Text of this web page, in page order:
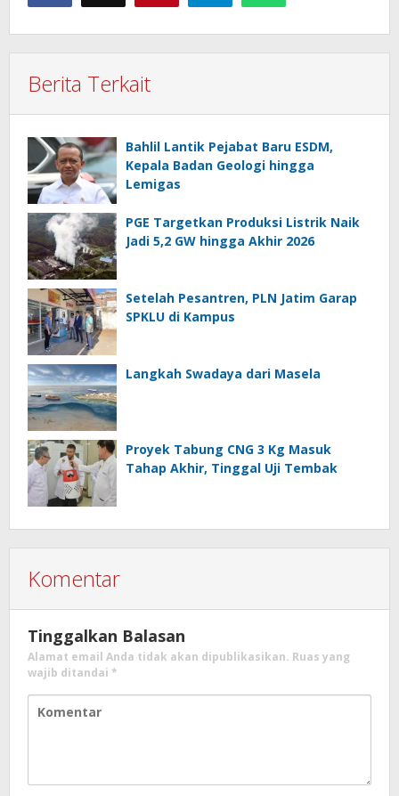
Berita Terkait
Bahlil Lantik Pejabat Baru ESDM,
Kepala Badan Geologi hingga
Lemigas
PGE Targetkan Produksi Listrik Naik
Jadi 5,2 GW hingga Akhir 2026
Setelah Pesantren, PLN Jatim Garap
SPKLU di Kampus
Langkah Swadaya dari Masela
Proyek Tabung CNG 3 Kg Masuk
Tahap Akhir, Tinggal Uji Tembak
Komentar
Tinggalkan Balasan
Alamat email Anda tidak akan dipublikasikan. Ruas yang
wajib ditandai *